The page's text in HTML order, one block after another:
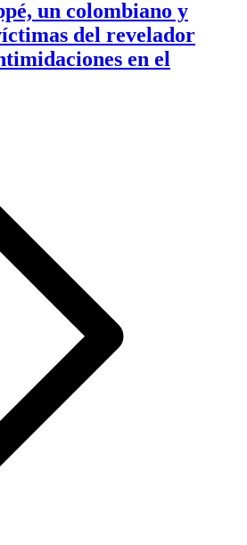
un colombiano y
del revelador
en el